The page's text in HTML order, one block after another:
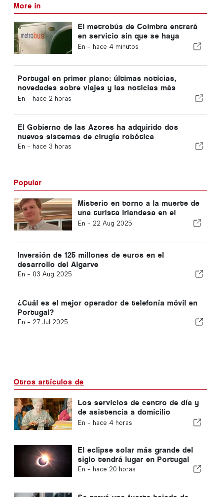
More in
El metrobús de Coimbra entrará
en servicio sin que se haya
completado la nueva
En - hace 4 minutos
Portugal en primer plano: últimas noticias,
novedades sobre viajes y las noticias más
destacadas que acaparan los titulares
En - hace 2 horas
El Gobierno de las Azores ha adquirido dos
nuevos sistemas de cirugía robótica
En - hace 3 horas
Popular
Misterio en torno a la muerte de
una turista irlandesa en el
Algarve
En - 22 Aug 2025
Inversión de 125 millones de euros en el
desarrollo del Algarve
En - 03 Aug 2025
¿Cuál es el mejor operador de telefonía móvil en
Portugal?
En - 27 Jul 2025
Otros artículos de
Los servicios de centro de día y
de asistencia a domicilio
volverán al municipio de Portugal
En - hace 4 horas
El eclipse solar más grande del
siglo tendrá lugar en Portugal
En - hace 20 horas